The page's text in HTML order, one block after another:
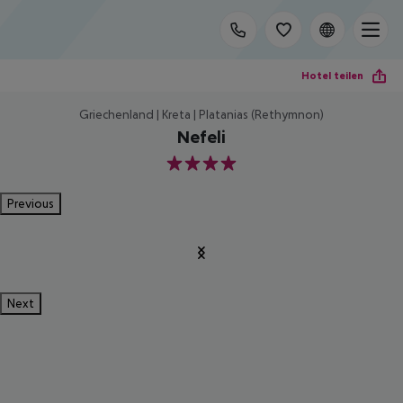
Hotel teilen
Griechenland | Kreta | Platanias (Rethymnon)
Nefeli
4
Previous
Next